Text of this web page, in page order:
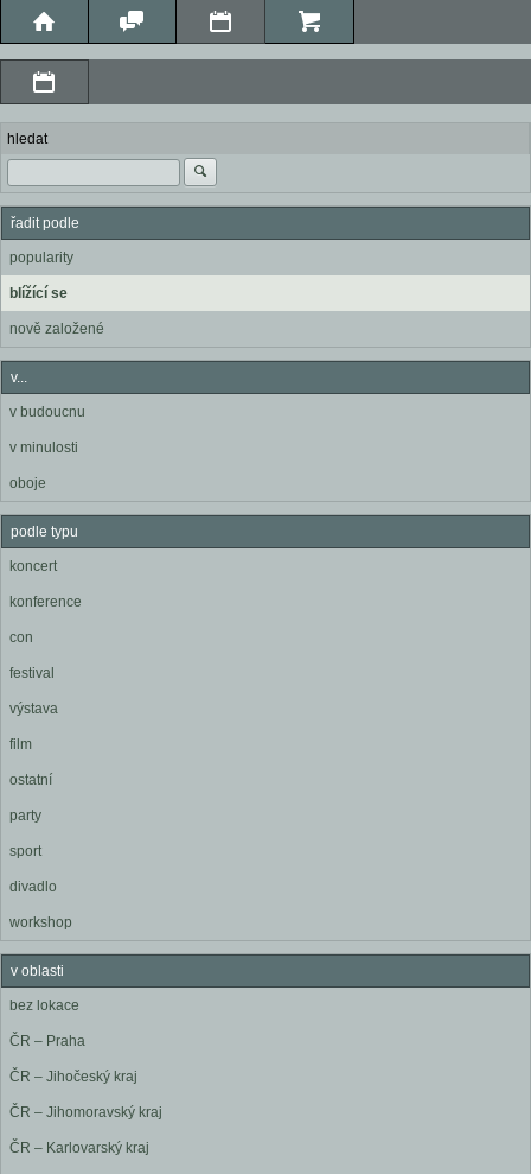
hledat
řadit podle
popularity
blížící se
nově založené
v...
v budoucnu
v minulosti
oboje
podle typu
koncert
konference
con
festival
výstava
film
ostatní
party
sport
divadlo
workshop
v oblasti
bez lokace
ČR – Praha
ČR – Jihočeský kraj
ČR – Jihomoravský kraj
ČR – Karlovarský kraj